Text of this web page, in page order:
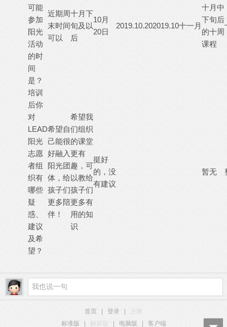
可能
参加
阳光
活动
的时
间
是？
近期周
末时间
可以
十月下
旬及以
后
10月
20日
2019.10.202019.10十一月
十月中
下旬后
的十周
课程
培训
后你
对
LEAD
阳光
志愿
者组
织有
哪些
疑
惑、
建议
及希
望？
希望自
己能很
好融入
阳光团
体，给
孩子们
更多陪
伴！
希望我
们组织
的课堂
更有
趣，可
以教给
孩子们
更多有
用的知
识
挺好
的，没
有建议
暂无
首页 登录
注册
标准版
触屏版 电脑版 客户端